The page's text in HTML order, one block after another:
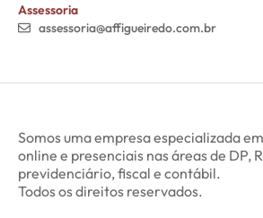
Assessoria
assessoria@affigueiredo.com.br
Somos uma empresa especializada
online e presenciais nas áreas de DP,
previdenciário, fiscal e contábil.
Todos os direitos reservados.